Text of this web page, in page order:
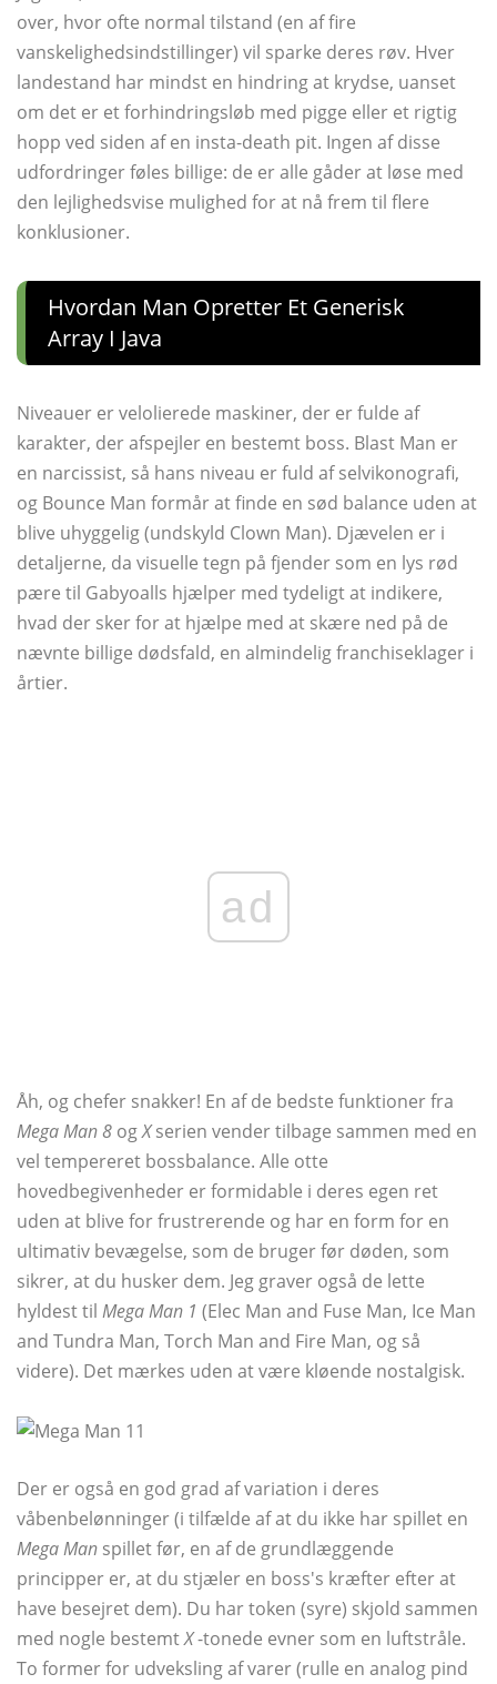
over, hvor ofte normal tilstand (en af ​​fire
vanskelighedsindstillinger) vil sparke deres røv. Hver
landestand har mindst en hindring at krydse, uanset
om det er et forhindringsløb med pigge eller et rigtig
hopp ved siden af ​​en insta-death pit. Ingen af ​​disse
udfordringer føles billige: de er alle gåder at løse med
den lejlighedsvise mulighed for at nå frem til flere
konklusioner.
Hvordan Man Opretter Et Generisk
Array I Java
Niveauer er velolierede maskiner, der er fulde af
karakter, der afspejler en bestemt boss. Blast Man er
en narcissist, så hans niveau er fuld af selvikonografi,
og Bounce Man formår at finde en sød balance uden at
blive uhyggelig (undskyld Clown Man). Djævelen er i
detaljerne, da visuelle tegn på fjender som en lys rød
pære til Gabyoalls hjælper med tydeligt at indikere,
hvad der sker for at hjælpe med at skære ned på de
nævnte billige dødsfald, en almindelig franchiseklager i
årtier.
ad
Åh, og chefer snakker! En af de bedste funktioner fra
Mega Man 8 ogXserien vender tilbage sammen med en
vel tempereret bossbalance. Alle otte
hovedbegivenheder er formidable i deres egen ret
uden at blive for frustrerende og har en form for en
ultimativ bevægelse, som de bruger før døden, som
sikrer, at du husker dem. Jeg graver også de lette
hyldest til Mega Man 1 (Elec Man and Fuse Man, Ice Man
and Tundra Man, Torch Man and Fire Man, og så
videre). Det mærkes uden at være kløende nostalgisk.
Der er også en god grad af variation i deres
våbenbelønninger (i tilfælde af at du ikke har spillet en
Mega Man spillet før, en af ​​de grundlæggende
principper er, at du stjæler en boss's kræfter efter at
have besejret dem). Du har token (syre) skjold sammen
med nogle bestemtX-tonede evner som en luftstråle.
To former for udveksling af varer (rulle en analog pind